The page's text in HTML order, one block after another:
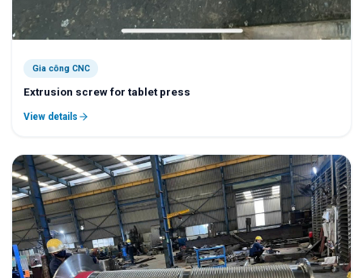
Gia công CNC
Extrusion screw for tablet press
View details